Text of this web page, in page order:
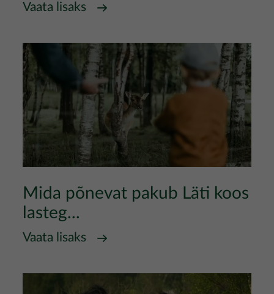
Vaata lisaks
Mida põnevat pakub Läti koos
lasteg...
Vaata lisaks